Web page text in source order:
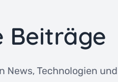
Beiträge
News, Technologien und